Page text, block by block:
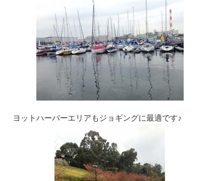
ヨットハーバーエリアもジョギングに最適です♪